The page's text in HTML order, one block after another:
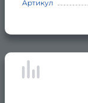
Артикул